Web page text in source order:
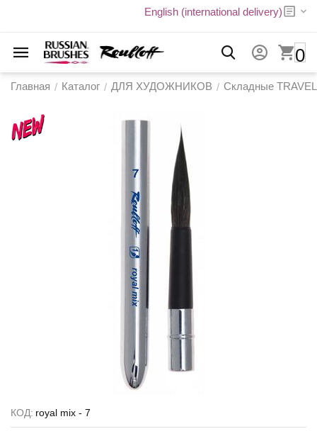
English (international delivery)
0
Главная / Каталог / ДЛЯ ХУДОЖНИКОВ / Складные
КОД: royal mix - 7